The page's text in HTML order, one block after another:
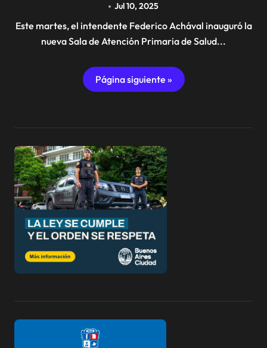
Jul 10, 2025
Este martes, el intendente Federico Achával inauguró la
nueva Sala de Atención Primaria de Salud...
Página siguiente »